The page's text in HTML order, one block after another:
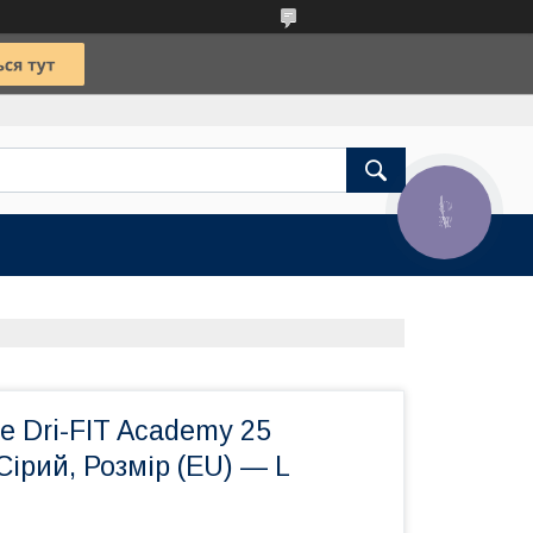
Dri-FIT Academy 25
Розмір (EU) — L
КНОПКА
ЗВ'ЯЗКУ